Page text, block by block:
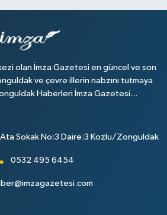
olan İmza Gazetesi en güncel ve son
ve çevre illerin nabzını tutmaya
Haberleri İmza Gazetesi...
Ata Sokak No:3 Daire:3 Kozlu/Zonguldak
0532 495 6454